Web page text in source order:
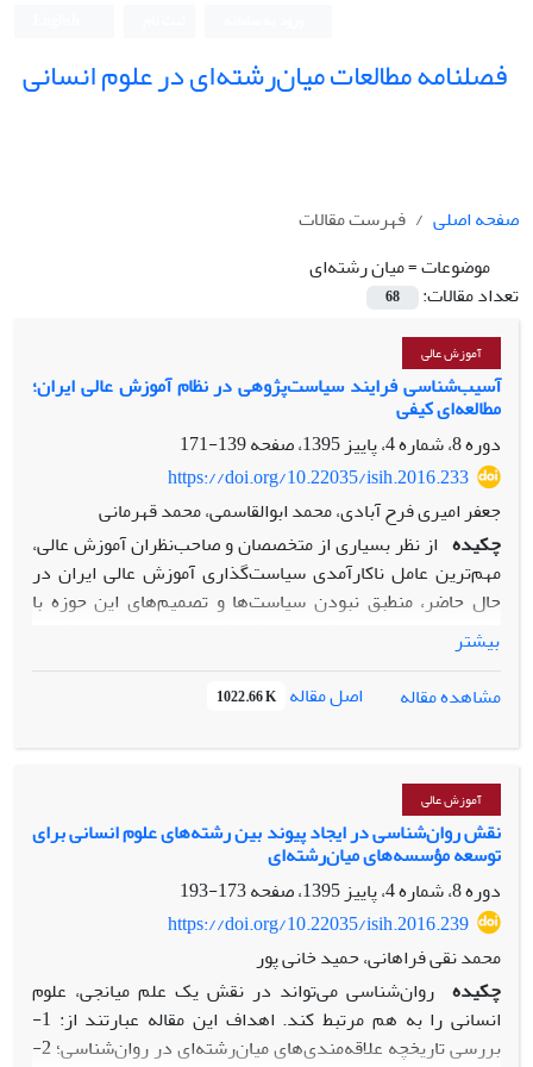
فصلنامه مطالعات میان‌رشته‌ای در علوم انسانی
صفحه اصلی
فهرست مقالات
موضوعات =میان رشته‌ای
تعداد مقالات:
68
آموزش عالی
آسیب‌شناسی فرایند سیاست‌پژوهی در نظام آموزش عالی ایران؛
مطالعه‌ای کیفی
دوره 8، شماره 4، پاییز 1395، صفحه
139-171
https://doi.org/10.22035/isih.2016.233
جعفر امیری فرح آبادی، محمد ابوالقاسمی، محمد قهرمانی
چکیده از نظر بسیاری از متخصصان و صاحب‌نظران آموزش عالی،
مهم‌ترین عامل ناکارآمدی سیاست‌گذاری آموزش عالی ایران در
حال حاضر، منطبق نبودن سیاست‌ها و تصمیم‌های این حوزه با
پشتوانه‌های علمی، نظری و پژوهشی است. سیاست‌پژوهی
به‌عنوان فرایندی پژوهشی، معطوف به ارائه گزینه‌های سیاستی و
ناظر به عمل، به سیاست‌گذاران، تعریف می‌شود و می‌تواند در
سیاست‌گذاری منطقی و عقلایی در حوزه آموزش عالی بسیار مؤثر
باشد؛ ازاین‌رو هدف کلی این مقاله، آسیب‌شناسی فرایند
هدف، جامعه آماری مقاله حاضر، مراکز، مؤسسه‌ها و
پژوهشکده‌های سیاست‌‌پژوهی، اعم از مؤسسه‌های وابسته به
وزارت علوم، تحقیقات و فناوری یا غیروابسته به این وزارتخانه،
سیاست‌گذاران باسابقه در حوزه‌ آموزش عالی و همچنین خبرگان
علمی این حوزه بودند که 14 نفر از آن‌ها به‌صورت هدفمند برای
انجام مصاحبه‌های عمیق انتخاب شدند و روایی یافته‌ها نیز با
روش‌های تطبیق مشارکت‌‌کنندگان و بازبینی همکاران بررسی شد.
برای تجزیه‌و‌تحلیل داده‌ها از کدگذاری باز و محوری استفاده شده
است. یافته‌‌های پژوهش، حاکی از وجود 113 گزاره مفهومی (مقوله
فرعی)، 14 مقوله اصلی در قالب پنج بعد عوامل زمینه‌ای و محیطی،
بیشتر
مشاهده مقاله
اصل مقاله 1022.66 K
آموزش عالی
نقش روان‌شناسی در ایجاد پیوند بین‌ رشته‌های علوم انسانی برای
توسعه مؤسسه‌های میان‌رشته‌ای
دوره 8، شماره 4، پاییز 1395، صفحه
173-193
https://doi.org/10.22035/isih.2016.239
محمد نقی فراهانی، حمید خانی پور
چکیده روان‌شناسی می‌تواند در نقش یک علم میانجی، علوم
انسانی را به هم مرتبط کند. اهداف این مقاله عبارتند از: 1-
بررسی تاریخچه علاقه‌مندی‌های میان‌رشته‌ای در روان‌شناسی؛ 2-